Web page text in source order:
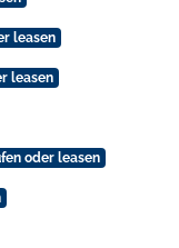
leasen
leasen
oder leasen